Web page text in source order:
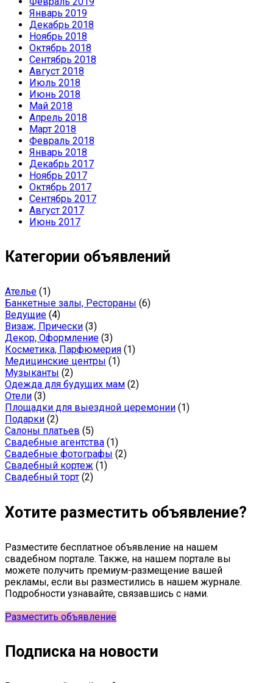
Январь 2019
Декабрь 2018
Ноябрь 2018
Октябрь 2018
Сентябрь 2018
Август 2018
Июль 2018
Июнь 2018
Май 2018
Апрель 2018
Март 2018
Февраль 2018
Январь 2018
Декабрь 2017
Ноябрь 2017
Октябрь 2017
Сентябрь 2017
Август 2017
Июнь 2017
Категории объявлений
Ателье (1)
Банкетные залы, Рестораны (6)
Ведущие (4)
Визаж, Прически (3)
Декор, Оформление (3)
Косметика, Парфюмерия (1)
Медицинские центры (1)
Музыканты (2)
Одежда для будущих мам (2)
Отели (3)
Площадки для выездной церемонии (1)
Подарки (2)
Салоны платьев (5)
Свадебные агентства (1)
Свадебные фотографы (2)
Свадебный кортеж (1)
Свадебный торт (2)
Хотите разместить объявление?
Разместите бесплатное объявление на нашем
свадебном портале. Также, на нашем портале вы
можете получить премиум-размещение вашей
рекламы, если вы разместились в нашем журнале.
Подробности узнавайте, связавшись с нами.
Разместить объявление
Подписка на новости